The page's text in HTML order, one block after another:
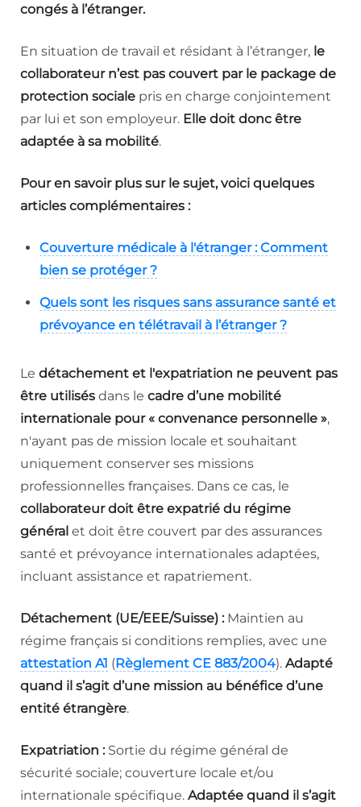
congés à l’étranger.
En situation de travail et résidant à l’étranger, le
collaborateur n’est pas couvert par le package de
protection sociale pris en charge conjointement
par lui et son employeur. Elle doit donc être
adaptée à sa mobilité.
Pour en savoir plus sur le sujet, voici quelques
articles complémentaires :
Couverture médicale à l'étranger : Comment
bien se protéger ?
Quels sont les risques sans assurance santé et
prévoyance en télétravail à l’étranger ?
Le détachement et l'expatriation ne peuvent pas
être utilisés dans le cadre d’une mobilité
internationale pour « convenance personnelle »,
n'ayant pas de mission locale et souhaitant
uniquement conserver ses missions
professionnelles françaises. Dans ce cas, le
collaborateur doit être expatrié du régime
général et doit être couvert par des assurances
santé et prévoyance internationales adaptées,
incluant assistance et rapatriement.
Détachement (UE/EEE/Suisse) :Maintien au
régime français si conditions remplies, avec une
attestation A1 (Règlement CE 883/2004). Adapté
quand il s’agit d’une mission au bénéfice d’une
entité étrangère.
Expatriation : Sortie du régime général de
sécurité sociale; couverture locale et/ou
internationale spécifique. Adaptée quand il s’agit